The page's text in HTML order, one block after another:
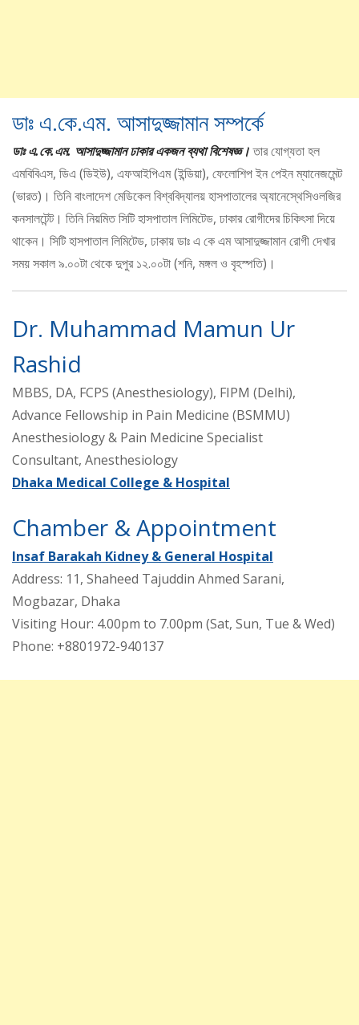
ডাঃ এ.কে.এম. আসাদুজ্জামান সম্পর্কে
ডাঃ এ.কে.এম. আসাদুজ্জামান ঢাকার একজন ব্যথা বিশেষজ্ঞ।তার যোগ্যতা হল
এমবিবিএস, ডিএ (ডিইউ), এফআইপিএম (ইন্ডিয়া), ফেলোশিপ ইন পেইন ম্যানেজমেন্ট
(ভারত)। তিনি বাংলাদেশ মেডিকেল বিশ্ববিদ্যালয় হাসপাতালের অ্যানেস্থেসিওলজির
কনসালটেন্ট। তিনি নিয়মিত সিটি হাসপাতাল লিমিটেড, ঢাকার রোগীদের চিকিৎসা দিয়ে
থাকেন। সিটি হাসপাতাল লিমিটেড, ঢাকায় ডাঃ এ কে এম আসাদুজ্জামান রোগী দেখার
সময় সকাল ৯.০০টা থেকে দুপুর ১২.০০টা (শনি, মঙ্গল ও বৃহস্পতি)।
Dr. Muhammad Mamun Ur
Rashid
MBBS, DA, FCPS (Anesthesiology), FIPM (Delhi),
Advance Fellowship in Pain Medicine (BSMMU)
Anesthesiology & Pain Medicine Specialist
Consultant, Anesthesiology
Dhaka Medical College & Hospital
Chamber & Appointment
Insaf Barakah Kidney & General Hospital
Address: 11, Shaheed Tajuddin Ahmed Sarani,
Mogbazar, Dhaka
Visiting Hour: 4.00pm to 7.00pm (Sat, Sun, Tue & Wed)
Phone: +8801972-940137